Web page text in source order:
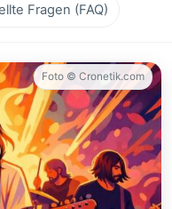
Fragen (FAQ)
Foto © Cronetik.com